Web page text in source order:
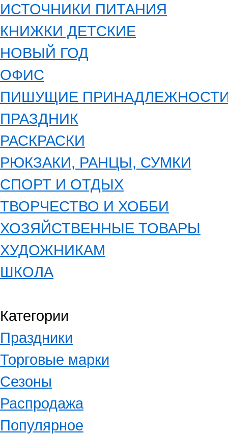
ИСТОЧНИКИ ПИТАНИЯ
КНИЖКИ ДЕТСКИЕ
НОВЫЙ ГОД
ОФИС
ПИШУЩИЕ
ПРАЗДНИК
РАСКРАСКИ
РЮКЗАКИ, РАНЦЫ, СУМКИ
СПОРТ И ОТДЫХ
ТВОРЧЕСТВО И ХОББИ
ХОЗЯЙСТВЕННЫЕ ТОВАРЫ
ХУДОЖНИКАМ
ШКОЛА
Категории
Праздники
Торговые марки
Сезоны
Распродажа
Популярное